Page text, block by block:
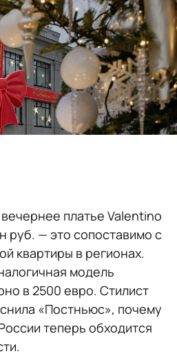
платье Valentino
руб. — это сопоставимо с
квартиры в регионах.
модель
в 2500 евро. Стилист
«Постньюс», почему
теперь обходится